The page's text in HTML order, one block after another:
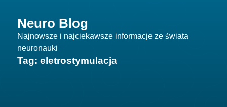
Neuro Blog
Najnowsze i najciekawsze informacje ze świata
neuronauki
Tag: eletrostymulacja